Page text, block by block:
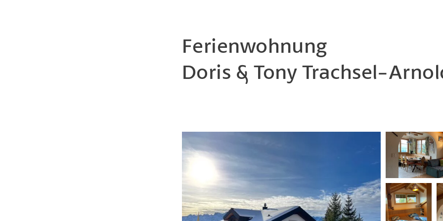
Ferienwohnung
Doris & Tony Trachsel-